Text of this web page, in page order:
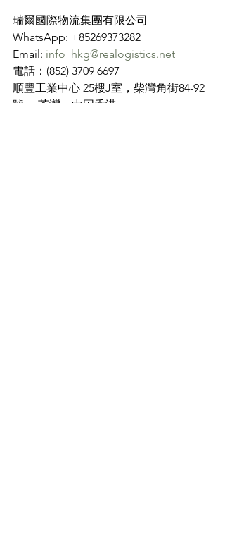
瑞爾國際物流集團有限公司
WhatsApp: +85269373282
Email: info_hkg@realogistics.net
電話：(852) 3709 6697
順豐工業中心 25樓J室，柴灣角街84-92
號， 荃灣，中国香港